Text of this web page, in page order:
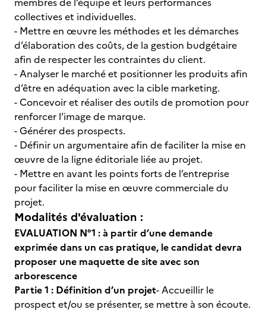
collectives et individuelles.
- Mettre en œuvre les méthodes et les démarches
d’élaboration des coûts, de la gestion budgétaire
afin de respecter les contraintes du client.
- Analyser le marché et positionner les produits afin
d’être en adéquation avec la cible marketing.
- Concevoir et réaliser des outils de promotion pour
renforcer l’image de marque.
- Générer des prospects.
- Définir un argumentaire afin de faciliter la mise en
œuvre de la ligne éditoriale liée au projet.
- Mettre en avant les points forts de l’entreprise
pour faciliter la mise en œuvre commerciale du
projet.
Modalités d'évaluation :
EVALUATION N°1 : à partir d’une demande
exprimée dans un cas pratique, le candidat devra
proposer une maquette de site avec son
arborescence
Partie 1 : Définition d’un projet- Accueillir le
prospect et/ou se présenter, se mettre à son écoute.